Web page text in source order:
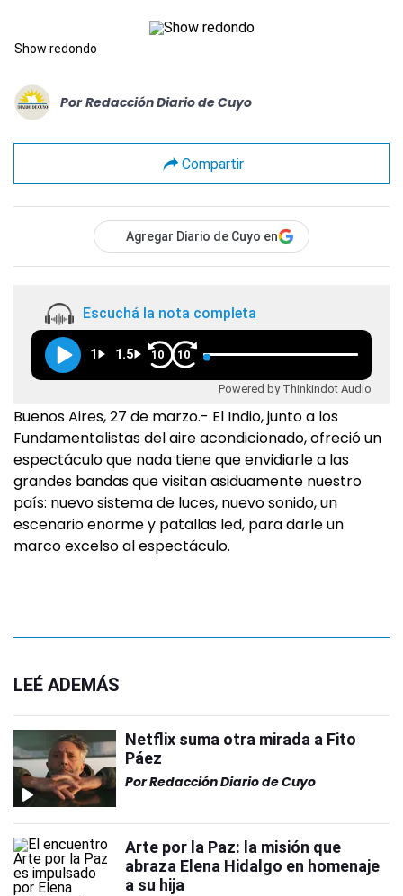
Show redondo
Por Redacción Diario de Cuyo
Compartir
Agregar Diario de Cuyo en
Escuchá la nota completa
1 1.5 10 10
Powered by Thinkindot Audio
Buenos Aires, 27 de marzo.- El Indio, junto a los
Fundamentalistas del aire acondicionado, ofreció un
espectáculo que nada tiene que envidiarle a las
grandes bandas que visitan asiduamente nuestro
país: nuevo sistema de luces, nuevo sonido, un
escenario enorme y patallas led, para darle un
marco excelso al espectáculo.
LEÉ ADEMÁS
Netflix suma otra mirada a Fito
Páez
PorRedacción Diario de Cuyo
Arte por la Paz: la misión que
abraza Elena Hidalgo en homenaje
a su hija